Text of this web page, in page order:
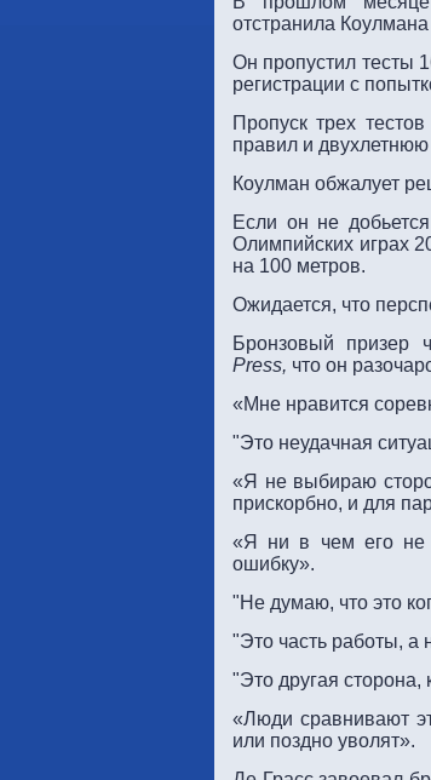
отстранила
Он пропустил тесты
регистрации с
Пропуск трех
правил и
Коулман обжалует
Если он не
Олимпийских играх
на 100 метров.
Ожидается, что
Бронзовый призер
Press, что он
«Мне нравится
"Это неудачная
«Я не выбираю
прискорбно, и для
«Я ни в чем его не
ошибку».
"Не думаю, что это
"Это часть работы, а
"Это другая
«Люди сравнивают
или поздно уволят».